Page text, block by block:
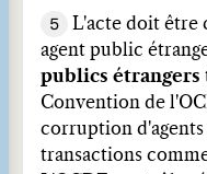
5
L'acte doit être
agent public
publics étrangers
Convention de
corruption d'agents
transactions